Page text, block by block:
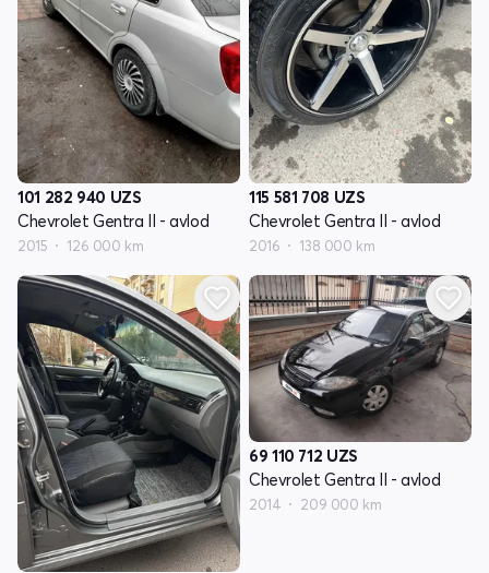
101 282 940 UZS
Chevrolet Gentra II - avlod
2015 126 000 km
115 581 708 UZS
Chevrolet Gentra II - avlod
2016 138 000 km
69 110 712 UZS
Chevrolet Gentra II - avlod
2014 209 000 km